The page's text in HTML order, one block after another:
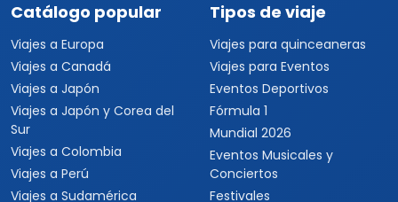
Catálogo popular
Viajes a Europa
Viajes a Canadá
Viajes a Japón
Viajes a Japón y Corea del
Sur
Viajes a Colombia
Viajes a Perú
Viajes a Sudamérica
Tipos de viaje
Viajes para quinceaneras
Viajes para Eventos
Eventos Deportivos
Fórmula 1
Mundial 2026
Eventos Musicales y
Conciertos
Festivales